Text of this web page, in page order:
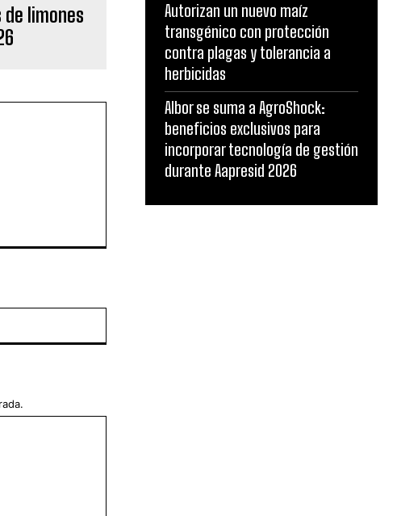
de limones
Autorizan un nuevo maíz
transgénico con protección
contra plagas y tolerancia a
herbicidas
Albor se suma a AgroShock:
beneficios exclusivos para
incorporar tecnología de gestión
durante Aapresid 2026